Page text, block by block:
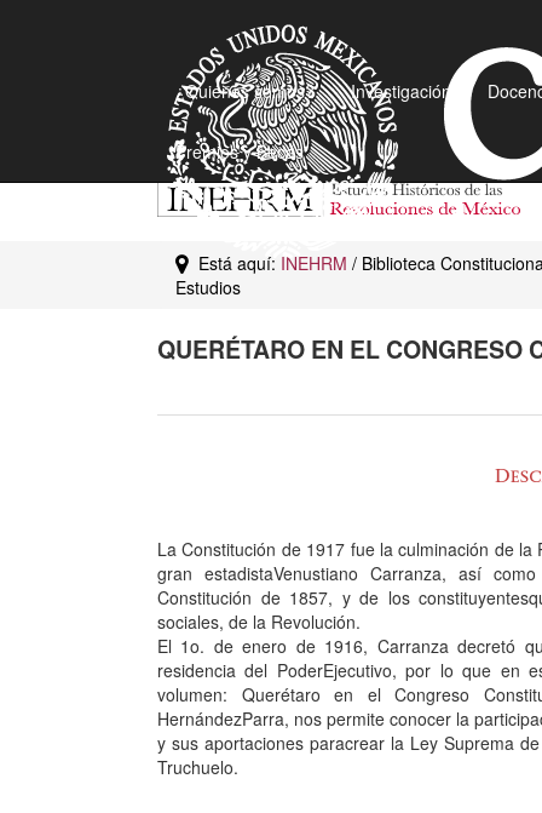
¿Quiénes somos? Investigación
Premios y Becas
Está aquí: INEHRM / Biblioteca
Estudios
QUERÉTARO EN EL CONGRESO
La Constitución de 1917 fue la culminación de
gran estadistaVenustiano Carranza, así
Constitución de 1857, y de los
sociales, de la Revolución.
El 1o. de enero de 1916, Carranza decretó
residencia del PoderEjecutivo, por lo que en
volumen: Querétaro en el Congreso
HernándezParra, nos permite conocer la
y sus aportaciones paracrear la Ley Suprema
Truchuelo.